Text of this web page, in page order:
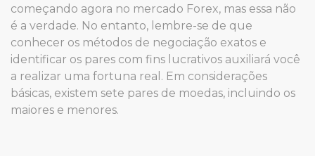
começando agora no mercado Forex, mas essa não
é a verdade. No entanto, lembre-se de que
conhecer os métodos de negociação exatos e
identificar os pares com fins lucrativos auxiliará você
a realizar uma fortuna real. Em considerações
básicas, existem sete pares de moedas, incluindo os
maiores e menores.